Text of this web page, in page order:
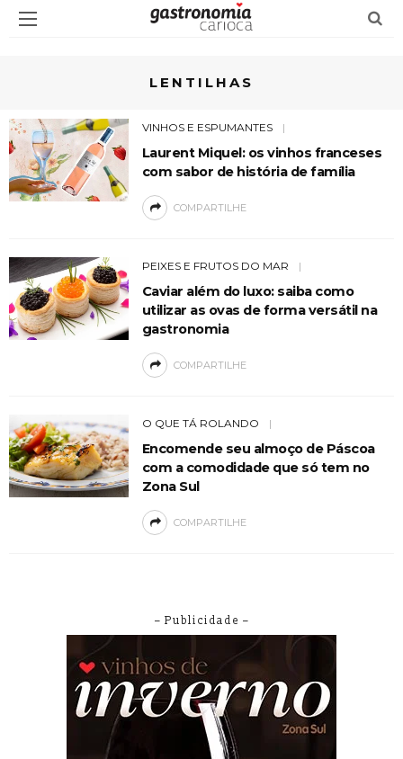
LENTILHAS
VINHOS E ESPUMANTES
Laurent Miquel: os vinhos franceses
com sabor de história de família
COMPARTILHE
PEIXES E FRUTOS DO MAR
Caviar além do luxo: saiba como
utilizar as ovas de forma versátil na
gastronomia
COMPARTILHE
O QUE TÁ ROLANDO
Encomende seu almoço de Páscoa
com a comodidade que só tem no
Zona Sul
COMPARTILHE
– Publicidade –